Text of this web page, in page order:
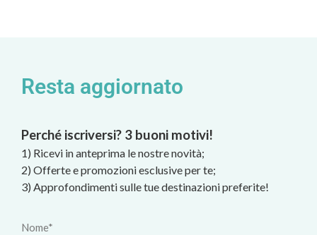
Resta aggiornato
Perché iscriversi? 3 buoni motivi!
1) Ricevi in anteprima le nostre novità;
2) Offerte e promozioni esclusive per te;
3) Approfondimenti sulle tue destinazioni preferite!
Nome*